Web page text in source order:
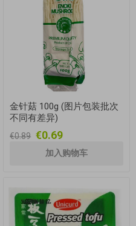
金针菇 100g (图片包装批次
不同有差异)
€0.89 €0.69